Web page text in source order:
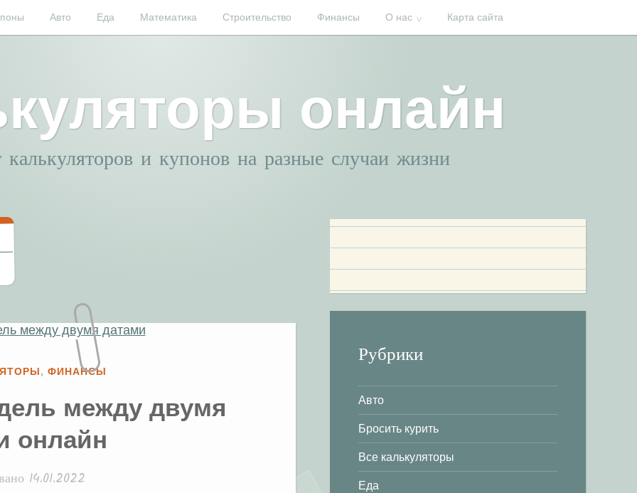
Авто Еда Математика Строительство Финансы О нас Карта сайта
онлайн
калькуляторов и купонов на разные случаи жизни
, ФИНАНСЫ
между двумя
онлайн
14.01.2022
Рубрики
Авто
Бросить курить
Все калькуляторы
Еда